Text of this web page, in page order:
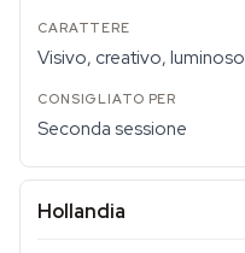
Visivo, creativo, luminoso
Seconda sessione
Hollandia